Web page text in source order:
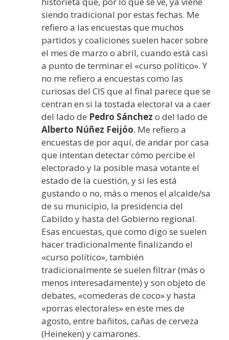
siendo tradicional por estas fechas. Me
refiero a las encuestas que muchos
partidos y coaliciones suelen hacer sobre
el mes de marzo o abril, cuando está casi
a punto de terminar el «curso político». Y
no me refiero a encuestas como las
curiosas del CIS que al final parece que se
centran en si la tostada electoral va a caer
del lado de Pedro Sánchez o del lado de
Alberto Núñez Feijóo. Me refiero a
encuestas de por aquí, de andar por casa
que intentan detectar cómo percibe el
electorado y la posible masa votante el
estado de la cuestión, y si les está
gustando o no, más o menos el alcalde/sa
de su municipio, la presidencia del
Cabildo y hasta del Gobierno regional.
Esas encuestas, que como digo se suelen
hacer tradicionalmente finalizando el
«curso político», también
tradicionalmente se suelen filtrar (más o
menos interesadamente) y son objeto de
debates, «comederas de coco» y hasta
«porras electorales» en este mes de
agosto, entre bañitos, cañas de cerveza
(Heineken) y camarones.